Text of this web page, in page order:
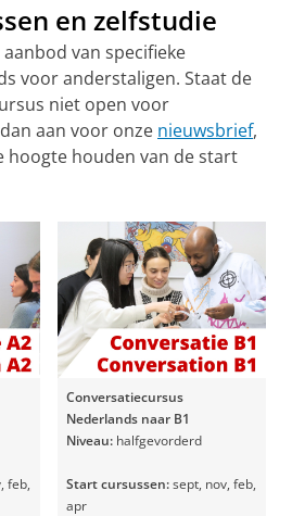
en zelfstudie
van specifieke
voor anderstaligen. Staat de
niet open voor
aan voor onze nieuwsbrief,
hoogte houden van de start
feb,
Conversatiecursus
Nederlands naar B1
Niveau: halfgevorderd
Start cursussen:sept, nov, feb,
apr